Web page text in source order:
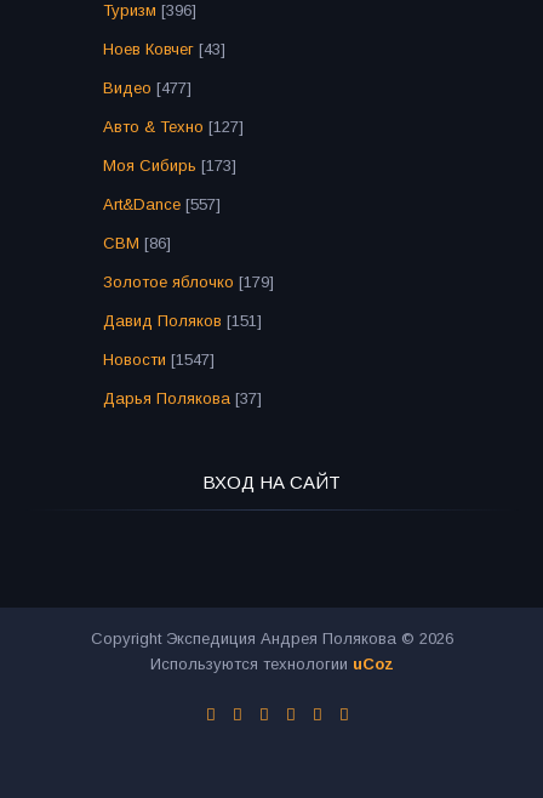
Туризм [396]
Ноев Ковчег [43]
Видео [477]
Авто & Техно [127]
Моя Сибирь [173]
Art&Dance [557]
СВМ [86]
Золотое яблочко [179]
Давид Поляков [151]
Новости [1547]
Дарья Полякова [37]
ВХОД НА САЙТ
Copyright Экспедиция Андрея Полякова © 2026
Используются технологии uCoz